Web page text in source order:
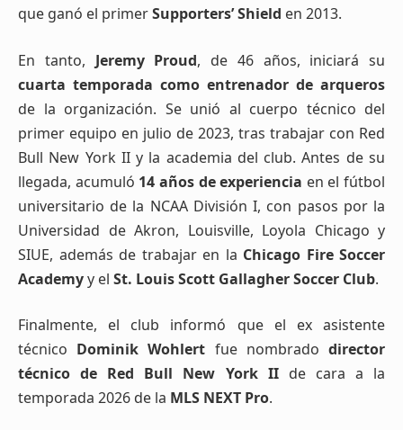
que ganó el primerSupporters’ Shield en 2013.
En tanto, Jeremy Proud, de 46 años, iniciará su
cuarta temporada como entrenador de arqueros
de la organización. Se unió al cuerpo técnico del
primer equipo en julio de 2023, tras trabajar con Red
Bull New York II y la academia del club. Antes de su
llegada, acumuló 14 años de experiencia en el fútbol
universitario de la NCAA División I, con pasos por la
Universidad de Akron, Louisville, Loyola Chicago y
SIUE, además de trabajar en la Chicago Fire Soccer
Academyy el St. Louis Scott Gallagher Soccer Club.
Finalmente, el club informó que el ex asistente
técnico Dominik Wohlert fue nombradodirector
técnico de Red Bull New York IIde cara a la
temporada 2026 de la MLS NEXT Pro.